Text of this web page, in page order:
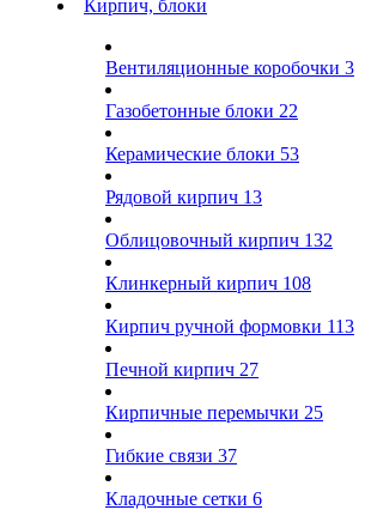
Кирпич, блоки
Вентиляционные коробочки 3
Газобетонные блоки 22
Керамические блоки 53
Рядовой кирпич 13
Облицовочный кирпич 132
Клинкерный кирпич 108
Кирпич ручной формовки 113
Печной кирпич 27
Кирпичные перемычки 25
Гибкие связи 37
Кладочные сетки 6